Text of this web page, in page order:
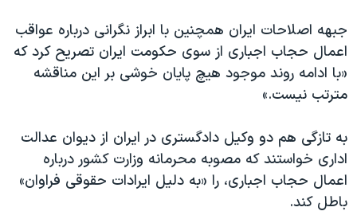
جبهه اصلاحات ایران همچنین با ابراز نگرانی درباره عواقب
اعمال حجاب اجباری از سوی حکومت ایران تصریح کرد که
«با ادامه روند موجود هیچ پایان خوشی بر این مناقشه
مترتب نیست.»
به تازگی هم دو وکیل دادگستری در ایران از دیوان عدالت
اداری خواستند که مصوبه محرمانه وزارت کشور درباره
اعمال حجاب اجباری، را «به دلیل ایرادات حقوقی فراوان»
باطل کند.